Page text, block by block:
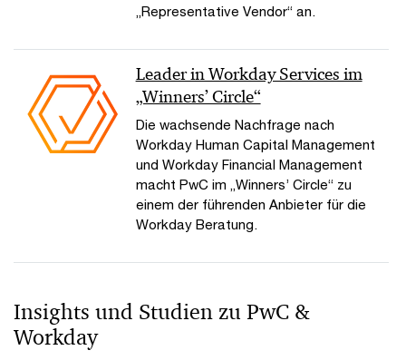
„Representative Vendor“ an.
Leader in Workday Services im
„Winners’ Circle“
Die wachsende Nachfrage nach
Workday Human Capital Management
und Workday Financial Management
macht PwC im „Winners’ Circle“ zu
einem der führenden Anbieter für die
Workday Beratung.
Insights und Studien zu PwC &
Workday